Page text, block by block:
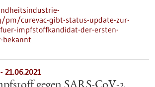
pm/curevac-gibt-status-update-zur-
impfstoffkandidat-der-ersten-
bekannt
21.06.2021